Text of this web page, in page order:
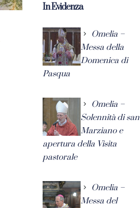
In Evidenza
Omelia –
Messa della
Domenica di
Pasqua
Omelia –
Solennità di san
Marziano e
apertura della Visita
pastorale
Omelia –
Messa del